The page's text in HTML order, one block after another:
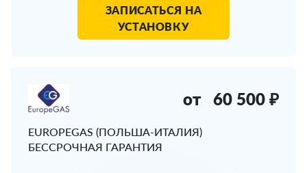
ЗАПИСАТЬСЯ НА
УСТАНОВКУ
EUROPEGAS (ПОЛЬША-ИТАЛИЯ)
БЕССРОЧНАЯ ГАРАНТИЯ
от 60 500 ₽